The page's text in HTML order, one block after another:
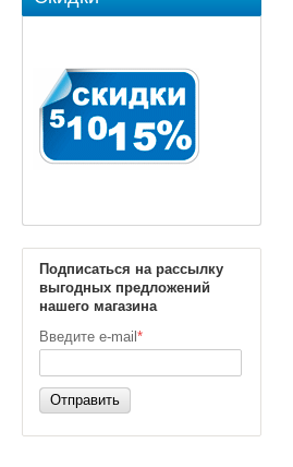
Подписаться на рассылку
выгодных предложений
нашего магазина
Введите e-mail *
Отправить